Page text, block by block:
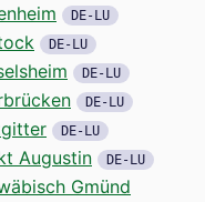
DE-LU
DE-LU
DE-LU
DE-LU
DE-LU
Augustin DE-LU
Gmünd